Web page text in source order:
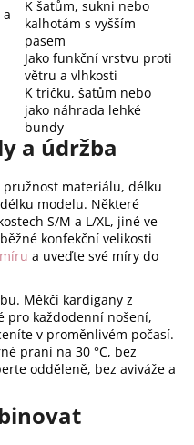
K šatům, sukni nebo
kalhotám s vyšším
pasem
Jako funkční vrstvu proti
větru a vlhkosti
K tričku, šatům nebo
jako náhrada lehké
bundy
a údržba
materiálu, délku
modelu. Některé
S/M a L/XL, jiné ve
konfekční velikosti
a uveďte své míry do
Měkčí kardigany z
pro každodenní nošení,
v proměnlivém počasí.
praní na 30 °C, bez
odděleně, bez aviváže a